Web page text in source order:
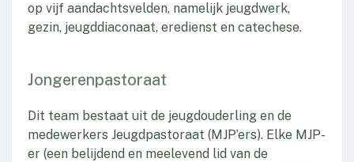
op vijf aandachtsvelden, namelijk jeugdwerk,
gezin, jeugddiaconaat, eredienst en catechese.
Jongerenpastoraat
Dit team bestaat uit de jeugdouderling en de
medewerkers Jeugdpastoraat (MJP’ers). Elke MJP-
er (een belijdend en meelevend lid van de